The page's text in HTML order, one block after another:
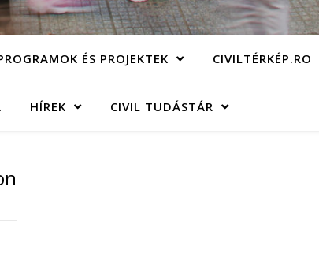
ÉS PROJEKTEK CIVILTÉRKÉP.RO
HÍREK CIVIL TUDÁSTÁR